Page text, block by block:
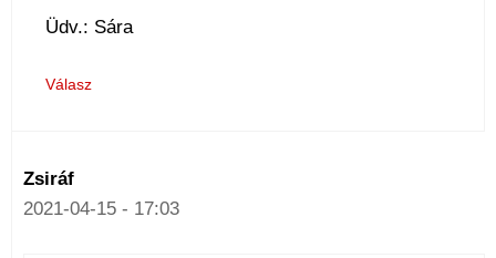
Üdv.: Sára
Válasz
Zsiráf
2021-04-15 - 17:03